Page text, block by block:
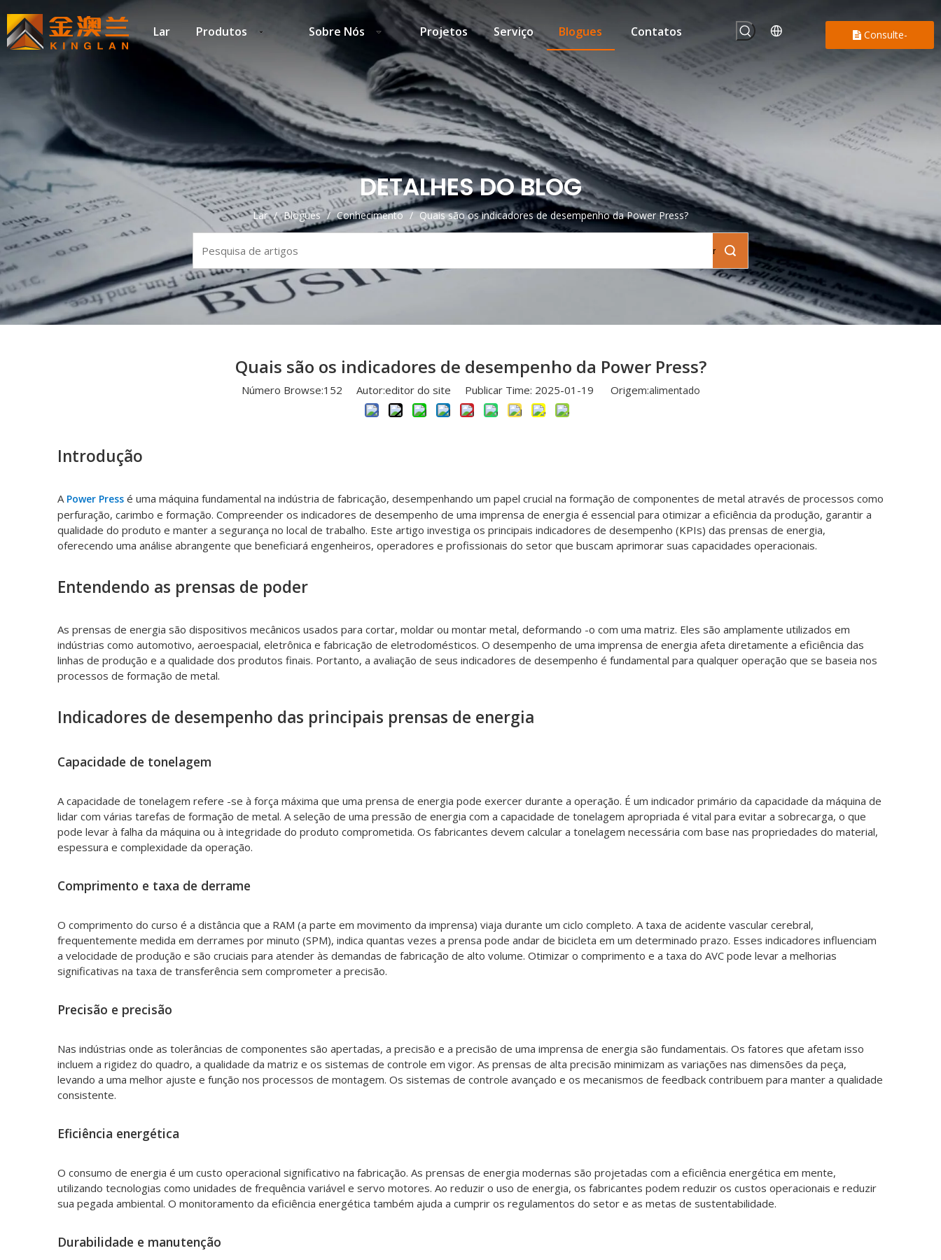
Lar Produtos Sobre Nós Projetos Serviço Blogues Contatos Consulte-
DETALHES DO BLOG
Lar / Blogues / Conhecimento / Quais são os indicadores de desempenho da Power Press?
Pesquisar
Quais são os indicadores de desempenho da Power Press?
Número Browse:152 Autor:editor do site Publicar Time: 2025-01-19 Origem:alimentado
Introdução
A Power Press é uma máquina fundamental na indústria de fabricação, desempenhando um papel crucial na formação de componentes de metal através de processos como
perfuração, carimbo e formação. Compreender os indicadores de desempenho de uma imprensa de energia é essencial para otimizar a eficiência da produção, garantir a
qualidade do produto e manter a segurança no local de trabalho. Este artigo investiga os principais indicadores de desempenho (KPIs) das prensas de energia,
oferecendo uma análise abrangente que beneficiará engenheiros, operadores e profissionais do setor que buscam aprimorar suas capacidades operacionais.
Entendendo as prensas de poder
As prensas de energia são dispositivos mecânicos usados ​​para cortar, moldar ou montar metal, deformando -o com uma matriz. Eles são amplamente utilizados em
indústrias como automotivo, aeroespacial, eletrônica e fabricação de eletrodomésticos. O desempenho de uma imprensa de energia afeta diretamente a eficiência das
linhas de produção e a qualidade dos produtos finais. Portanto, a avaliação de seus indicadores de desempenho é fundamental para qualquer operação que se baseia nos
processos de formação de metal.
Indicadores de desempenho das principais prensas de energia
Capacidade de tonelagem
A capacidade de tonelagem refere -se à força máxima que uma prensa de energia pode exercer durante a operação. É um indicador primário da capacidade da máquina de
lidar com várias tarefas de formação de metal. A seleção de uma pressão de energia com a capacidade de tonelagem apropriada é vital para evitar a sobrecarga, o que
pode levar à falha da máquina ou à integridade do produto comprometida. Os fabricantes devem calcular a tonelagem necessária com base nas propriedades do material,
espessura e complexidade da operação.
Comprimento e taxa de derrame
O comprimento do curso é a distância que a RAM (a parte em movimento da imprensa) viaja durante um ciclo completo. A taxa de acidente vascular cerebral,
frequentemente medida em derrames por minuto (SPM), indica quantas vezes a prensa pode andar de bicicleta em um determinado prazo. Esses indicadores influenciam
a velocidade de produção e são cruciais para atender às demandas de fabricação de alto volume. Otimizar o comprimento e a taxa do AVC pode levar a melhorias
significativas na taxa de transferência sem comprometer a precisão.
Precisão e precisão
Nas indústrias onde as tolerâncias de componentes são apertadas, a precisão e a precisão de uma imprensa de energia são fundamentais. Os fatores que afetam isso
incluem a rigidez do quadro, a qualidade da matriz e os sistemas de controle em vigor. As prensas de alta precisão minimizam as variações nas dimensões da peça,
levando a uma melhor ajuste e função nos processos de montagem. Os sistemas de controle avançado e os mecanismos de feedback contribuem para manter a qualidade
consistente.
Eficiência energética
O consumo de energia é um custo operacional significativo na fabricação. As prensas de energia modernas são projetadas com a eficiência energética em mente,
utilizando tecnologias como unidades de frequência variável e servo motores. Ao reduzir o uso de energia, os fabricantes podem reduzir os custos operacionais e reduzir
sua pegada ambiental. O monitoramento da eficiência energética também ajuda a cumprir os regulamentos do setor e as metas de sustentabilidade.
Durabilidade e manutenção